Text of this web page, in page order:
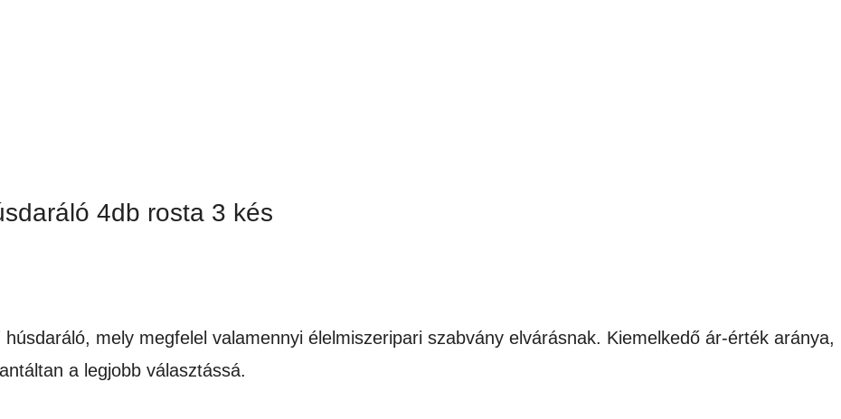
4db rosta 3 kés
mely megfelel valamennyi élelmiszeripari szabvány elvárásnak. Kiemelkedő ár-érték aránya,
a legjobb választássá.